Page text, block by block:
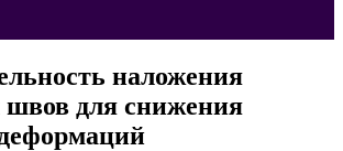
наложения
для снижения